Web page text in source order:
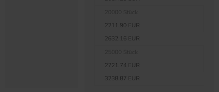
2211,90 EUR
2632,16 EUR
2721,74 EUR
3238,87 EUR